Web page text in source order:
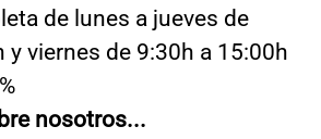
de lunes a jueves de
y viernes de 9:30h a 15:00h
nosotros...